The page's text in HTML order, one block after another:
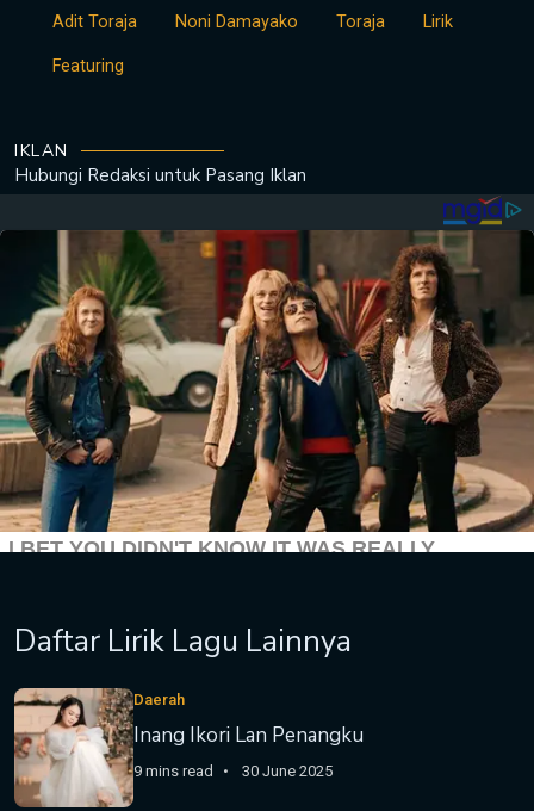
Adit Toraja Noni Damayako Toraja Lirik
Featuring
IKLAN
Hubungi Redaksi untuk Pasang Iklan
Daftar Lirik Lagu Lainnya
Daerah
Inang Ikori Lan Penangku
9 mins read 30 June 2025